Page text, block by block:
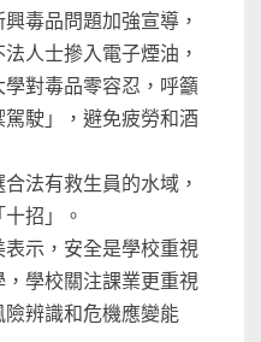
毒品問題加強宣導，
人士摻入電子煙油，
對毒品零容忍，呼籲
駛」，避免疲勞和酒
法有救生員的水域，
招」。
示，安全是學校重視
學校關注課業更重視
辨識和危機應變能